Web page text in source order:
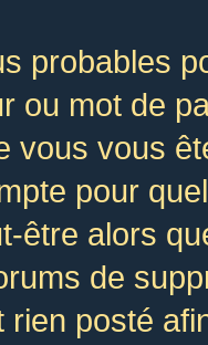
probables
ou mot de
vous vous
pour
être alors
de
posté